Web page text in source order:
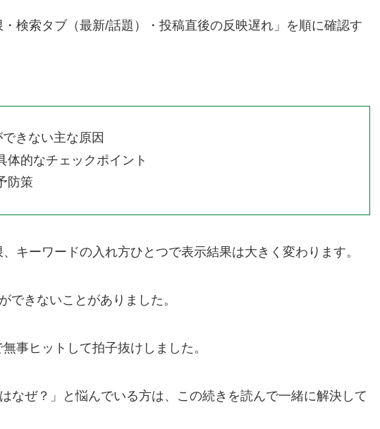
検索タブ（最新/話題）・投稿直後の反映遅れ」を順に確認す
きない主な原因
体的なチェックポイント
防策
キーワードの入れ方ひとつで表示結果は大きく変わります。
できないことがありました。
事ヒットして拍子抜けしました。
なぜ？」と悩んでいる方は、この続きを読んで一緒に解決して